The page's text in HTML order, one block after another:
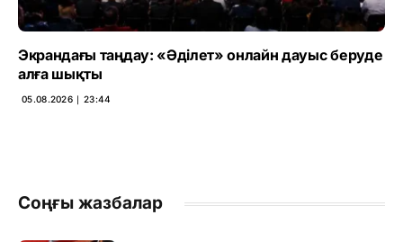
Экрандағы таңдау: «Әділет» онлайн дауыс беруде
алға шықты
05.08.2026 ∣ 23:44
Соңғы жазбалар